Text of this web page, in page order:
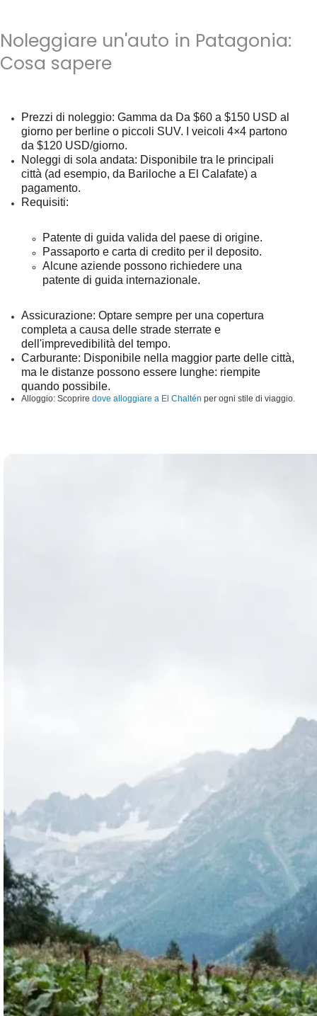
Noleggiare un'auto in Patagonia:
Cosa sapere
Prezzi di noleggio: Gamma da Da $60 a $150 USD al
giorno per berline o piccoli SUV. I veicoli 4×4 partono
da $120 USD/giorno.
Noleggi di sola andata: Disponibile tra le principali
città (ad esempio, da Bariloche a El Calafate) a
pagamento.
Requisiti:
Patente di guida valida del paese di origine.
Passaporto e carta di credito per il deposito.
Alcune aziende possono richiedere una
patente di guida internazionale.
Assicurazione: Optare sempre per una copertura
completa a causa delle strade sterrate e
dell'imprevedibilità del tempo.
Carburante: Disponibile nella maggior parte delle città,
ma le distanze possono essere lunghe: riempite
quando possibile.
Alloggio: Scoprire dove alloggiare a El Chaltén per ogni stile di viaggio.